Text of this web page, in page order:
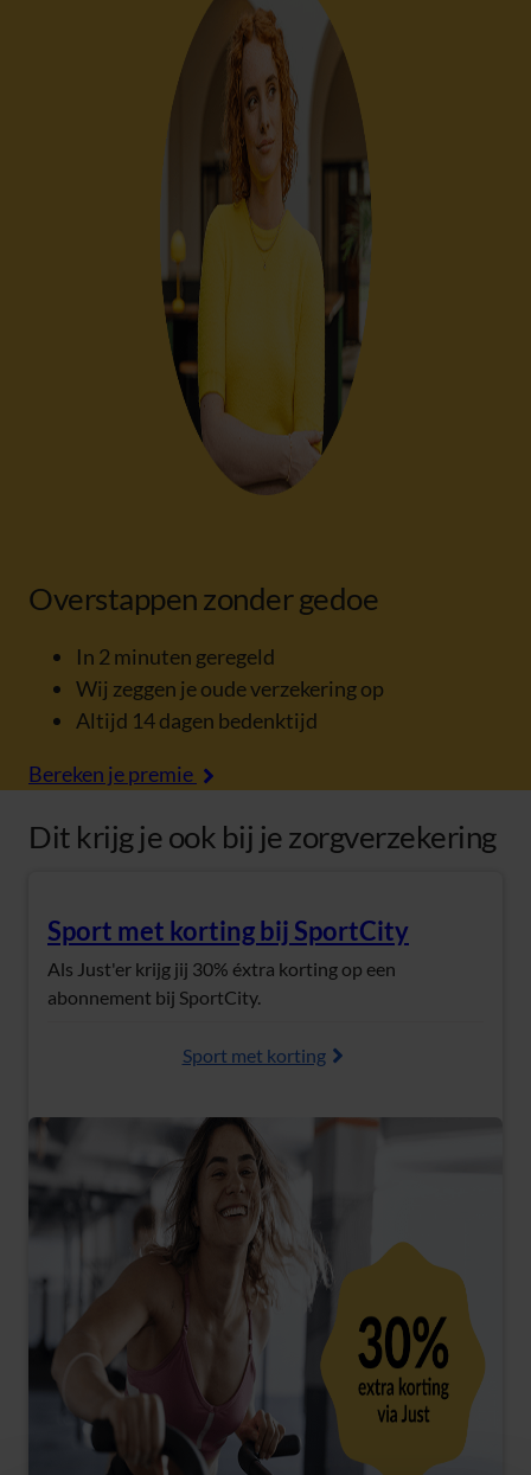
Overstappen zonder gedoe
In 2 minuten geregeld
Wij zeggen je oude verzekering op
Altijd 14 dagen bedenktijd
Bereken je premie
Dit krijg je ook bij je zorgverzekering
Sport met korting bij SportCity
(Opent in nieuw tabblad)
Als Just'er krijg jij 30% éxtra korting op een
abonnement bij SportCity.
Sport met korting